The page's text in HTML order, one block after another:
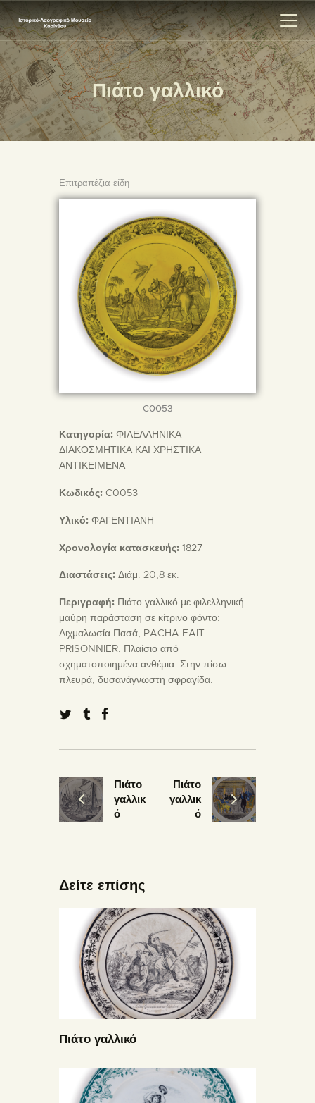
Πιάτο γαλλικό
ΑΡΧΙΚΗ
ΕΚΘΕΣΗ
ΣΧΕΤΙΚΑ
Επιτραπέζια είδη
C0053
Κατηγορία: ΦΙΛΕΛΛΗΝΙΚΑ
ΔΙΑΚΟΣΜΗΤΙΚΑ ΚΑΙ ΧΡΗΣΤΙΚΑ
ΑΝΤΙΚΕΙΜΕΝΑ
Κωδικός: C0053
Υλικό: ΦΑΓΕΝΤΙΑΝΗ
Χρονολογία κατασκευής: 1827
Διαστάσεις: Διάμ. 20,8 εκ.
Περιγραφή: Πιάτο γαλλικό με φιλελληνική
μαύρη παράσταση σε κίτρινο φόντο:
Αιχμαλωσία Πασά, PACHA FAIT
PRISONNIER. Πλαίσιο από
σχηματοποιημένα ανθέμια. Στην πίσω
πλευρά, δυσανάγνωστη σφραγίδα.
Πιάτο
γαλλικ
ό
Πιάτο
γαλλικ
ό
Δείτε επίσης
Πιάτο γαλλικό